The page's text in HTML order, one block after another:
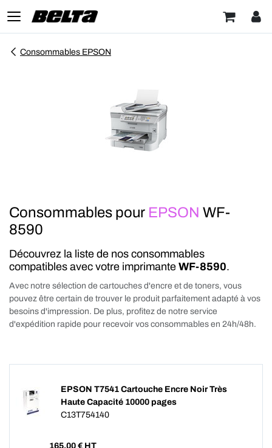
Consommables EPSON
Consommables pour EPSON WF-
8590
Découvrez la liste de nos consommables
compatibles avec votre imprimante WF-8590.
Avec notre sélection de cartouches d'encre et de toners, vous
pouvez être certain de trouver le produit parfaitement adapté à vos
besoins d'impression. De plus, profitez de notre service
d'expédition rapide pour recevoir vos consommables en 24h/48h.
EPSON T7541 Cartouche Encre Noir Très
Haute Capacité 10000 pages
C13T754140
165,00 € HT